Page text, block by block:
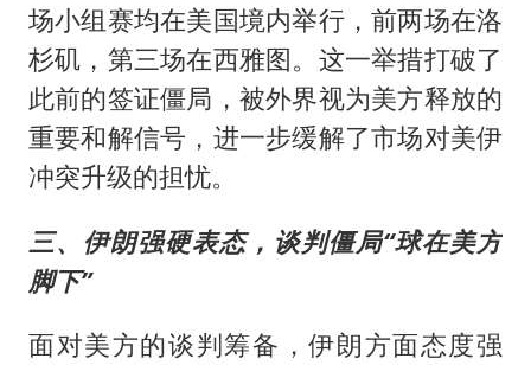
场小组赛均在美国境内举行，前两场在洛
杉矶，第三场在西雅图。这一举措打破了
此前的签证僵局，被外界视为美方释放的
重要和解信号，进一步缓解了市场对美伊
冲突升级的担忧。
三、伊朗强硬表态，谈判僵局“球在美方
脚下”
面对美方的谈判筹备，伊朗方面态度强